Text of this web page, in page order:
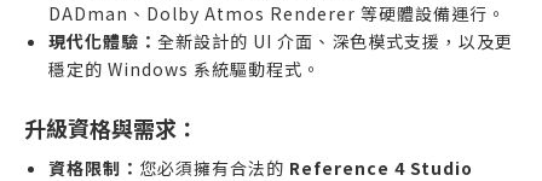
DADman、Dolby Atmos Renderer 等硬體設備運行。
現代化體驗： 全新設計的 UI 介面、深色模式支援，以及更
穩定的 Windows 系統驅動程式。
升級資格與需求：
資格限制： 您必須擁有合法的 Reference 4 Studio